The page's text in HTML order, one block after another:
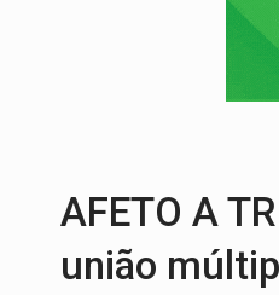
AGOSTO
AFETO A
união